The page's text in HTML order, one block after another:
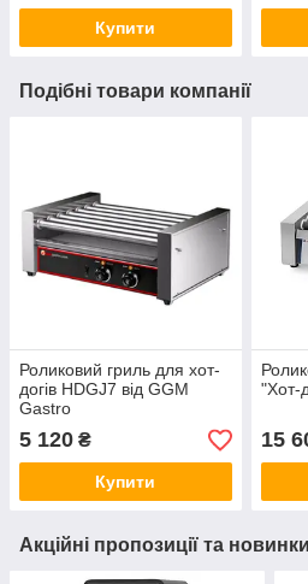
Купити
Подібні товари компанії
Роликовий гриль для хот-
догів HDGJ7 від GGM
Gastro
5 120 ₴
Купити
"Хот-
15
Акційні пропозиції та новинки